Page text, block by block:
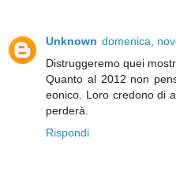
Unknown domenica,
Distruggeremo quei
Quanto al 2012 non
eonico. Loro credono di
perderà.
Rispondi